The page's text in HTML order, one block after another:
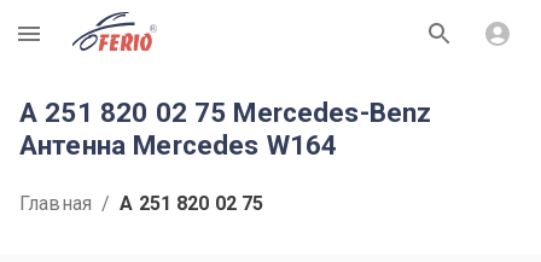
R
A 251 820 02 75 Mercedes-Benz
Антенна Mercedes W164
Главная / A 251 820 02 75